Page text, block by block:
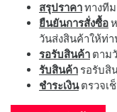
สรุปราคาทางที
ยืนยันการสั่งซื้อ
วันส่งสินค้าให้ท่
รอรับสินค้า ตาม
รับสินค้า รอรับสิ
ชำระเงินตรวจเ